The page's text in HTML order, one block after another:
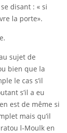
disant : « si
la porte».
sujet de
bien que la
le cas s’il
s’il a eu
est de même si
mais qu’il
l-Moulk en